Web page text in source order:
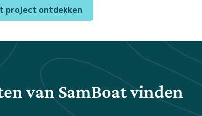
project ontdekken
van SamBoat vinden